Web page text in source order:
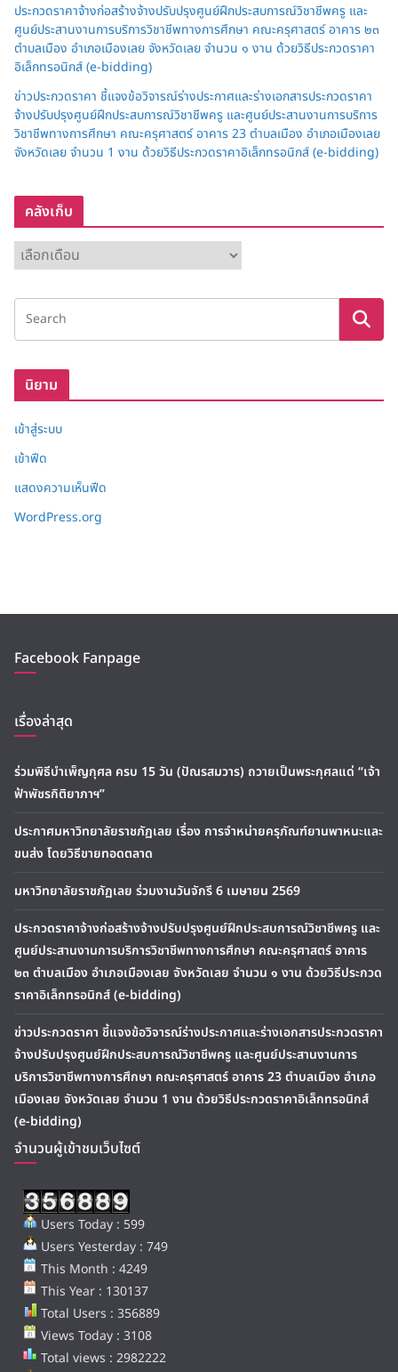
ประกวดราคาจ้างก่อสร้างจ้างปรับปรุงศูนย์ฝึกประสบการณ์วิชาชีพครู และ
ศูนย์ประสานงานการบริการวิชาชีพทางการศึกษา คณะครุศาสตร์ อาคาร ๒๓
ตำบลเมือง อำเภอเมืองเลย จังหวัดเลย จำนวน ๑ งาน ด้วยวิธีประกวดราคา
อิเล็กทรอนิกส์ (e-bidding)
ข่าวประกวดราคา ชี้แจงข้อวิจารณ์ร่างประกาศและร่างเอกสารประกวดราคา
จ้างปรับปรุงศูนย์ฝึกประสบการณ์วิชาชีพครู และศูนย์ประสานงานการบริการ
วิชาชีพทางการศึกษา คณะครุศาสตร์ อาคาร 23 ตำบลเมือง อำเภอเมืองเลย
จังหวัดเลย จำนวน 1 งาน ด้วยวิธีประกวดราคาอิเล็กทรอนิกส์ (e-bidding)
คลังเก็บ
ลั
ง
ก็
นิยาม
เข้าสู่ระบบ
เข้าฟีด
แสดงความเห็นฟีด
WordPress.org
Facebook Fanpage
เรื่องล่าสุด
ร่วมพิธีบำเพ็ญกุศล ครบ 15 วัน (ปัณรสมวาร) ถวายเป็นพระกุศลแด่ “เจ้า
ฟ้าพัชรกิติยาภาฯ”
ประกาศมหาวิทยาลัยราชภัฏเลย เรื่อง การจำหน่ายครุภัณฑ์ยานพาหนะและ
ขนส่ง โดยวิธีขายทอดตลาด
มหาวิทยาลัยราชภัฏเลย ร่วมงานวันจักรี 6 เมษายน 2569
ประกวดราคาจ้างก่อสร้างจ้างปรับปรุงศูนย์ฝึกประสบการณ์วิชาชีพครู และ
ศูนย์ประสานงานการบริการวิชาชีพทางการศึกษา คณะครุศาสตร์ อาคาร
๒๓ ตำบลเมือง อำเภอเมืองเลย จังหวัดเลย จำนวน ๑ งาน ด้วยวิธีประกวด
ราคาอิเล็กทรอนิกส์ (e-bidding)
ข่าวประกวดราคา ชี้แจงข้อวิจารณ์ร่างประกาศและร่างเอกสารประกวดราคา
จ้างปรับปรุงศูนย์ฝึกประสบการณ์วิชาชีพครู และศูนย์ประสานงานการ
บริการวิชาชีพทางการศึกษา คณะครุศาสตร์ อาคาร 23 ตำบลเมือง อำเภอ
เมืองเลย จังหวัดเลย จำนวน 1 งาน ด้วยวิธีประกวดราคาอิเล็กทรอนิกส์
(e-bidding)
จำนวนผู้เข้าชมเว็บไซต์
Users Today : 599
Users Yesterday : 749
This Month : 4249
This Year : 130137
Total Users : 356889
Views Today : 3108
Total views : 2982222